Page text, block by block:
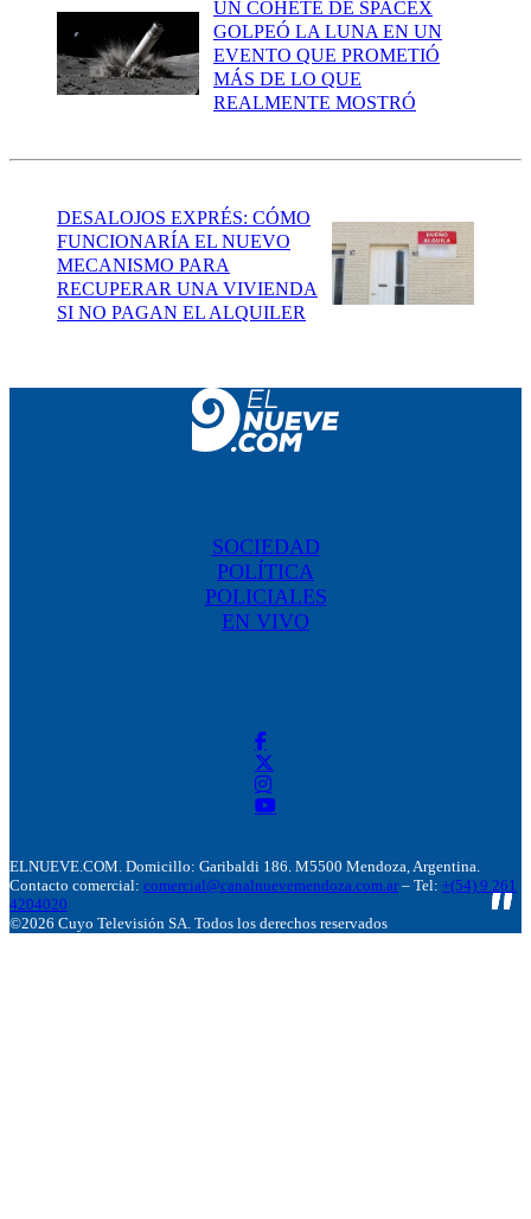
UN COHETE DE SPACEX
GOLPEÓ LA LUNA EN UN
EVENTO QUE PROMETIÓ
MÁS DE LO QUE
REALMENTE MOSTRÓ
DESALOJOS EXPRÉS: CÓMO
FUNCIONARÍA EL NUEVO
MECANISMO PARA
RECUPERAR UNA VIVIENDA
SI NO PAGAN EL ALQUILER
SOCIEDAD
POLÍTICA
POLICIALES
EN VIVO
ELNUEVE.COM. Domicillo: Garibaldi 186. M5500 Mendoza, Argentina.
Contacto comercial: comercial@canalnuevemendoza.com.ar – Tel: +(54) 9 261
4204020
©2026 Cuyo Televisión SA. Todos los derechos reservados